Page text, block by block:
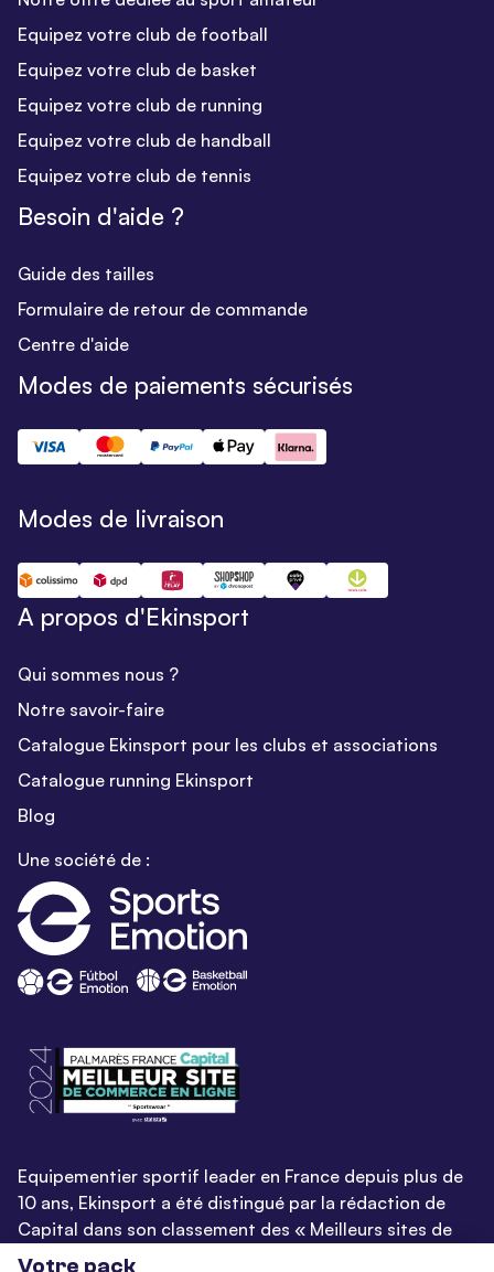
Votre pack
Equipez votre club de football
Equipez votre club de basket
Equipez votre club de running
Equipez votre club de handball
Equipez votre club de tennis
Besoin d'aide ?
Guide des tailles
Formulaire de retour de commande
Centre d'aide
Modes de paiements sécurisés
Modes de livraison
A propos d'Ekinsport
Qui sommes nous ?
Notre savoir-faire
Catalogue Ekinsport pour les clubs et associations
Catalogue running Ekinsport
Blog
Une société de :
Equipementier sportif leader en France depuis plus de
10 ans, Ekinsport a été distingué par la rédaction de
Capital dans son classement des « Meilleurs sites de
commerce en ligne 2024 », catégorie Sportswear.